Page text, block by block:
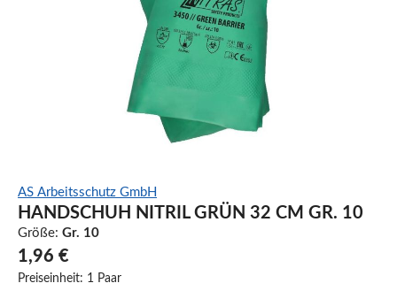
AS Arbeitsschutz GmbH
HANDSCHUH NITRIL GRÜN 32 CM GR. 10
Größe: Gr. 10
1,96 €
Preiseinheit: 1 Paar